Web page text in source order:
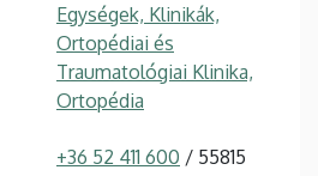
Egységek, Klinikák,
Ortopédiai és
Traumatológiai Klinika,
Ortopédia
+36 52 411 600 / 55815